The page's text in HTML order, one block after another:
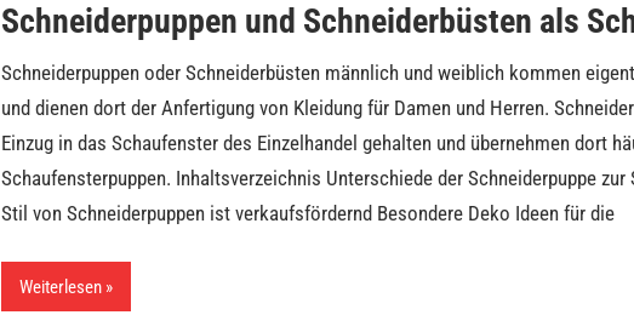
Schneiderpuppen und Schneiderbüsten als
Schneiderpuppen oder Schneiderbüsten männlich und weiblich kommen
und dienen dort der Anfertigung von Kleidung für Damen und Herren.
Einzug in das Schaufenster des Einzelhandel gehalten und übernehmen dort
Schaufensterpuppen. Inhaltsverzeichnis Unterschiede der Schneiderpuppe
Stil von Schneiderpuppen ist verkaufsfördernd Besondere Deko Ideen für die
Weiterlesen